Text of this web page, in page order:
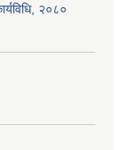
२०८०